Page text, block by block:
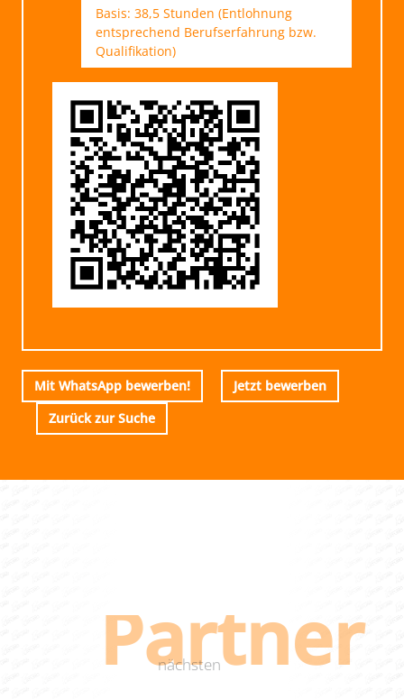
Basis: 38,5 Stunden (Entlohnung
entsprechend Berufserfahrung bzw.
Qualifikation)
Mit WhatsApp bewerben!
Jetzt bewerben
Zurück zur Suche
Partner
nächsten